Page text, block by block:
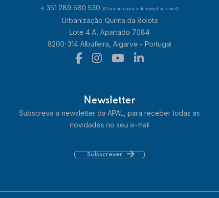
+ 351 289 580 530
(Chamada para rede móvel nacional)
Urbanização Quinta da Bolota
Lote 4 A, Apartado 7084
8200-314 Albufeira, Algarve - Portugal
Newsletter
Subscreva a newsletter da APAL, para receber todas as
novidades no seu e-mail
Subscrever